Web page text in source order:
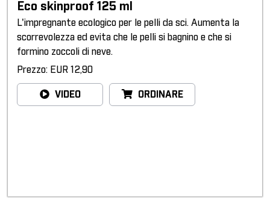
Eco skinproof 125 ml
L'impregnante ecologico per le pelli da sci. Aumenta la
scorrevolezza ed evita che le pelli si bagnino e che si
formino zoccoli di neve.
Prezzo: EUR 12,90
VIDEO ORDINARE